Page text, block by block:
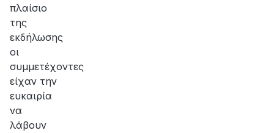
πλαίσιο
της
εκδήλωσης
οι
συμμετέχοντες
είχαν την
ευκαιρία
να
λάβουν